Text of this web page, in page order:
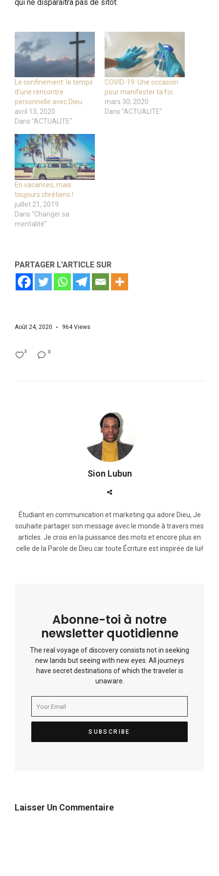
qui ne disparaîtra pas de sitôt.
Le confinement: le temps
d’une rencontre
personnelle avec Dieu.
avril 13, 2020
Dans "ACTUALITE"
COVID-19: Une occasion
pour manifester ta foi.
mars 30, 2020
Dans "ACTUALITE"
En vacances, mais
toujours chrétiens !
juillet 21, 2019
Dans "Changer sa
mentalité"
PARTAGER L'ARTICLE SUR
Août 24, 2020 964Views
0
3
Sion Lubun
Étudiant en communication et marketing qui adore Dieu, Je
souhaite partager son message avec le monde à travers mes
articles. Je crois en la puissance des mots et encore plus en
celle de la Parole de Dieu car toute Écriture est inspirée de lui!
Abonne-toi à notre
newsletter quotidienne
The real voyage of discovery consists not in seeking
new lands but seeing with new eyes. All journeys
have secret destinations of which the traveler is
unaware.
Laisser Un Commentaire